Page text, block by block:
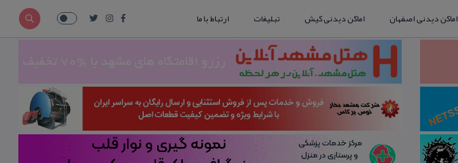
اماکن دیدنی اصفهان اماکن دیدنی کیش تبلیغات ارتباط با ما